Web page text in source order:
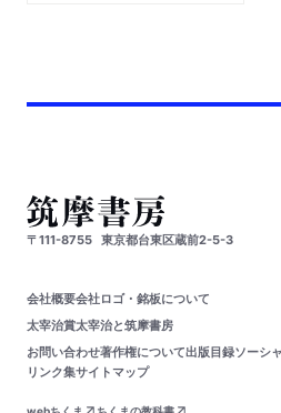
〒111-8755 東京都台東区蔵前2-5-3
会社概要会社ロゴ・銘板について
太宰治賞太宰治と筑摩書房
お問い合わせ著作権について出版目録ソーシ
リンク集サイトマップ